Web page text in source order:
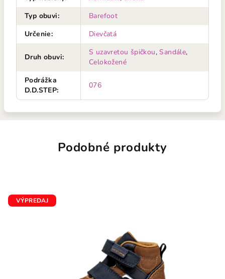
Typ obuvi:
Barefoot
Určenie: Dievčatá
Druh obuvi:
S uzavretou špičkou,Sandále,
Celokožené
Podrážka
D.D.STEP:
076
Podobné produkty
VÝPREDAJ